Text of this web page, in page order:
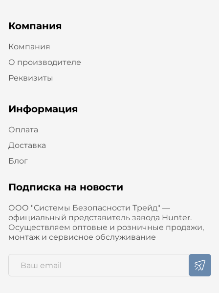
Компания
Компания
О производителе
Реквизиты
Информация
Оплата
Доставка
Блог
Подписка на новости
ООО "Системы Безопасности Трейд" —
официальный представитель завода Hunter.
Осуществляем оптовые и розничные продажи,
монтаж и сервисное обслуживание